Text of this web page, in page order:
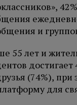
и
55 лет и
достигает
(74%),
для